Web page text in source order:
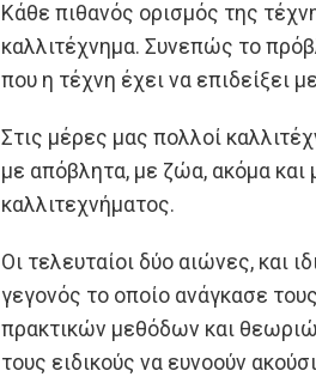
Κάθε πιθανός ορισμός της
καλλιτέχνημα. Συνεπώς το
που η τέχνη έχει να επιδείξει
Στις μέρες μας πολλοί
με απόβλητα, με ζώα, ακόμα
καλλιτεχνήματος.
Οι τελευταίοι δύο αιώνες, και
γεγονός το οποίο ανάγκασε
πρακτικών μεθόδων και
τους ειδικούς να ευνοούν